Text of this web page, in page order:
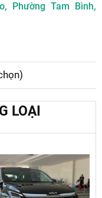
Phường Tam Bình,
LOẠI